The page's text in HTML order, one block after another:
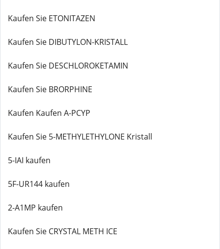
Kaufen Sie ETONITAZEN
Kaufen Sie DIBUTYLON-KRISTALL
Kaufen Sie DESCHLOROKETAMIN
Kaufen Sie BRORPHINE
Kaufen Kaufen A-PCYP
Kaufen Sie 5-METHYLETHYLONE Kristall
5-IAI kaufen
5F-UR144 kaufen
2-A1MP kaufen
Kaufen Sie CRYSTAL METH ICE